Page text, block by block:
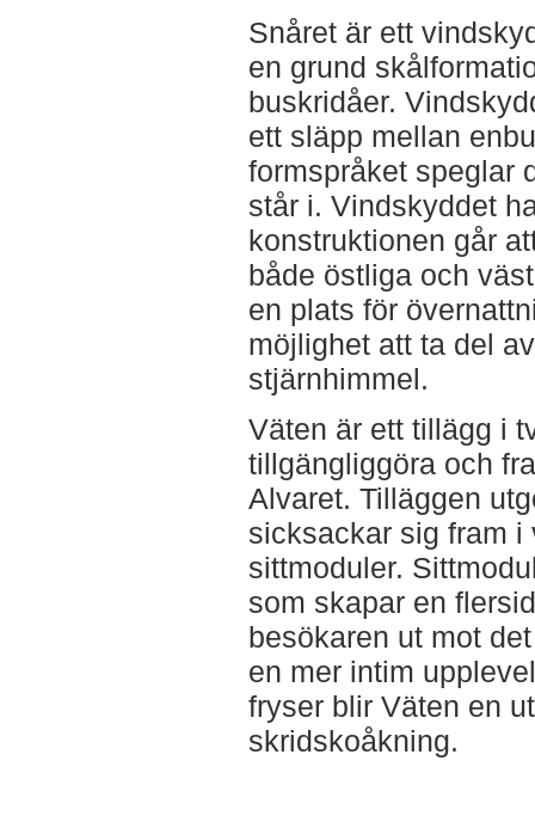
Snåret är ett
en grund
buskridåer.
ett släpp mellan
formspråket speglar
står i. Vindskyddet
konstruktionen går
både östliga och
en plats för
möjlighet att ta del
stjärnhimmel.
Väten är ett tillägg i
tillgängliggöra och
Alvaret. Tilläggen
sicksackar sig fram
sittmoduler.
som skapar en
besökaren ut mot
en mer intim
fryser blir Väten en
skridskoåkning.